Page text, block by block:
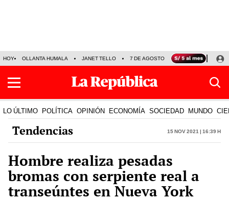
HOY OLLANTA HUMALA JANET TELLO 7 DE AGOSTO TINKA RESULTADOS
LO ÚLTIMO POLÍTICA OPINIÓN ECONOMÍA SOCIEDAD MUNDO
Tendencias 15 Nov 2021 | 16:39 h
Hombre realiza pesadas
bromas con serpiente real a
transeúntes en Nueva York